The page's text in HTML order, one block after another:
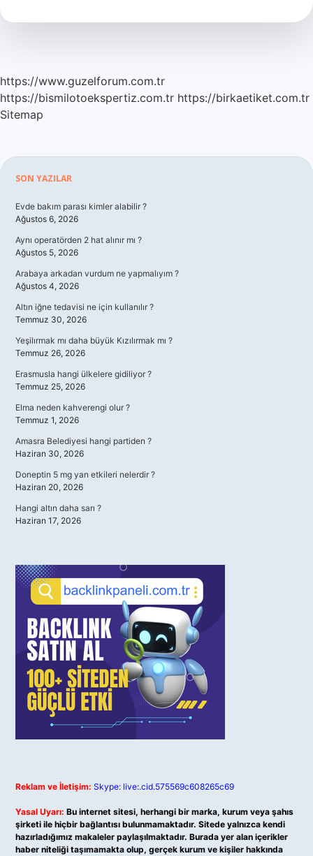
Nedir
https://www.guzelforum.com.tr
https://bismilotoekspertiz.com.tr https://birkaetiket.com.tr
Sitemap
Sidebar
SON YAZILAR
Evde bakım parası kimler alabilir ?
Ağustos 6, 2026
Aynı operatörden 2 hat alınır mı ?
Ağustos 5, 2026
Arabaya arkadan vurdum ne yapmalıyım ?
Ağustos 4, 2026
Altın iğne tedavisi ne için kullanılır ?
Temmuz 30, 2026
Yeşilırmak mı daha büyük Kızılırmak mı ?
Temmuz 26, 2026
Erasmusla hangi ülkelere gidiliyor ?
Temmuz 25, 2026
Elma neden kahverengi olur ?
Temmuz 1, 2026
Amasra Belediyesi hangi partiden ?
Haziran 30, 2026
Doneptin 5 mg yan etkileri nelerdir ?
Haziran 20, 2026
Hangi altın daha sarı ?
Haziran 17, 2026
Reklam ve İletişim: Skype: live:.cid.575569c608265c69
Yasal Uyarı: Bu internet sitesi, herhangi bir marka, kurum veya şahıs
şirketi ile hiçbir bağlantısı bulunmamaktadır. Sitede yalnızca kendi
hazırladığımız makaleler paylaşılmaktadır. Burada yer alan içerikler
haber niteliği taşımamakta olup, gerçek kurum ve kişiler hakkında